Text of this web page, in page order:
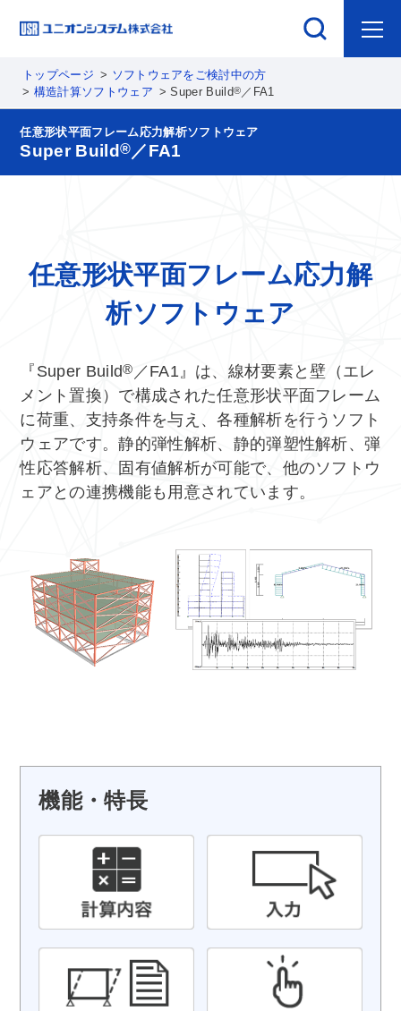
トップページ
ソフトウェアをご検討中の方
構造計算ソフトウェア
Super Build®／FA1
任意形状平面フレーム応力解析ソフトウェア
Super Build ® ／FA1
任意形状平面フレーム応力解
析ソフトウェア
『Super Build® ／FA1』は、線材要素と壁（エレ
メント置換）で構成された任意形状平面フレーム
に荷重、支持条件を与え、各種解析を行うソフト
ウェアです。静的弾性解析、静的弾塑性解析、弾
性応答解析、固有値解析が可能で、他のソフトウ
ェアとの連携機能も用意されています。
機能・特長